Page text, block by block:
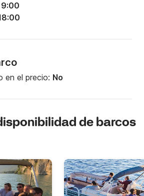
9:00
en el precio: No
de barcos